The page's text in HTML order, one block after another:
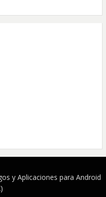
y Aplicaciones para Android